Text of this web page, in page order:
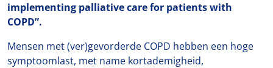
implementing palliative care for patients with
COPD”.
Mensen met (ver)gevorderde COPD hebben een hoge
symptoomlast, met name kortademigheid,